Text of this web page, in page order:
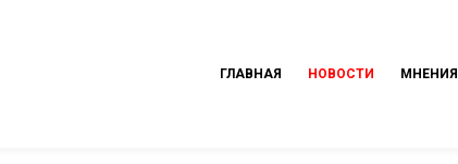
ГЛАВНАЯ НОВОСТИ МНЕНИЯ